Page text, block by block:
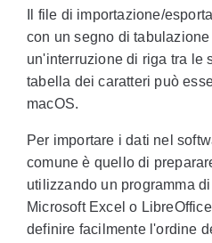
Il file di importazione/
con un segno di
un'interruzione di riga tra le
tabella dei caratteri può
macOS.
Per importare i dati nel
comune è quello di
utilizzando un programma
Microsoft Excel o
definire facilmente l'ordine